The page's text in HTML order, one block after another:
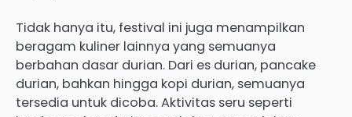
Tidak hanya itu, festival ini juga menampilkan
beragam kuliner lainnya yang semuanya
berbahan dasar durian. Dari es durian, pancake
durian, bahkan hingga kopi durian, semuanya
tersedia untuk dicoba. Aktivitas seru seperti